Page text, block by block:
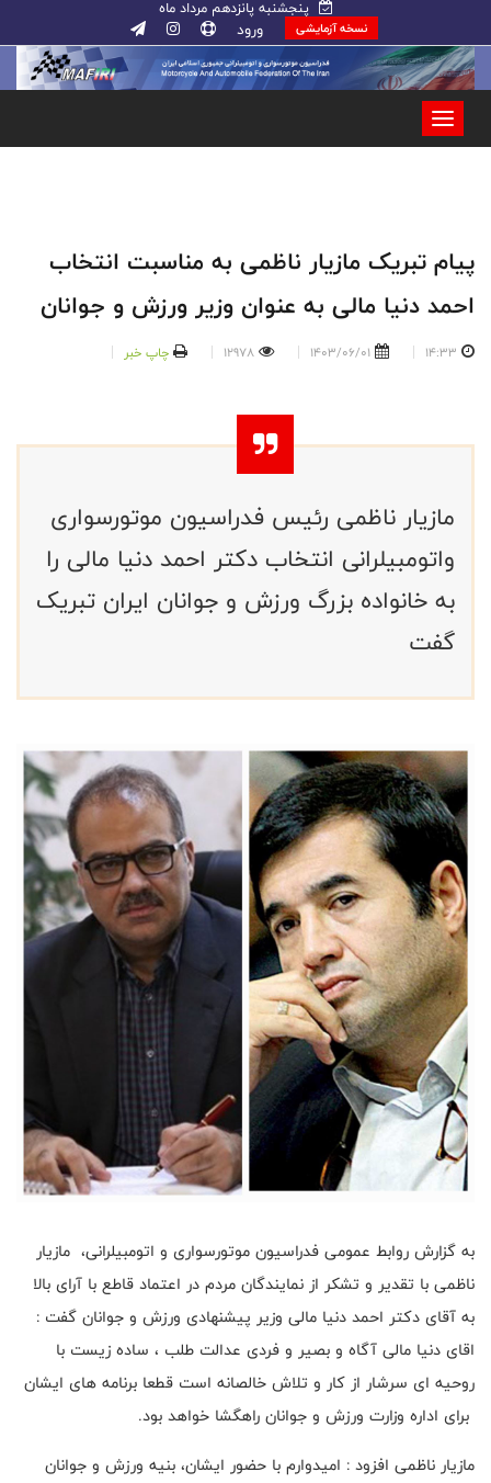
پنجشنبه پانزدهم مرداد ماه
نسخه آزمایشی ورود
پیام تبریک مازیار ناظمی به مناسبت انتخاب
احمد دنیا مالی به عنوان وزیر ورزش و جوانان
14:33
1403/06/01
12978 چاپ خبر
مازیار ناظمی رئیس فدراسیون موتورسواری
واتومبیلرانی انتخاب دکتر احمد دنیا مالی را
به خانواده بزرگ ورزش و جوانان ایران تبریک
گفت
به گزارش روابط عمومی فدراسیون موتورسواری و اتومبیلرانی، مازیار
ناظمی با تقدیر و تشکر از نمایندگان مردم در اعتماد قاطع با آرای بالا
به آقای دکتر احمد دنیا مالی وزیر پیشنهادی ورزش و جوانان گفت :
اقای دنیا مالی آگاه و بصیر و فردی عدالت طلب ، ساده زیست با
روحیه ای سرشار از کار و تلاش خالصانه است قطعا برنامه های ایشان
برای اداره وزارت ورزش و جوانان راهگشا خواهد بود.
مازیار ناظمی افزود : امیدوارم با حضور ایشان، بنیه ورزش و جوانان